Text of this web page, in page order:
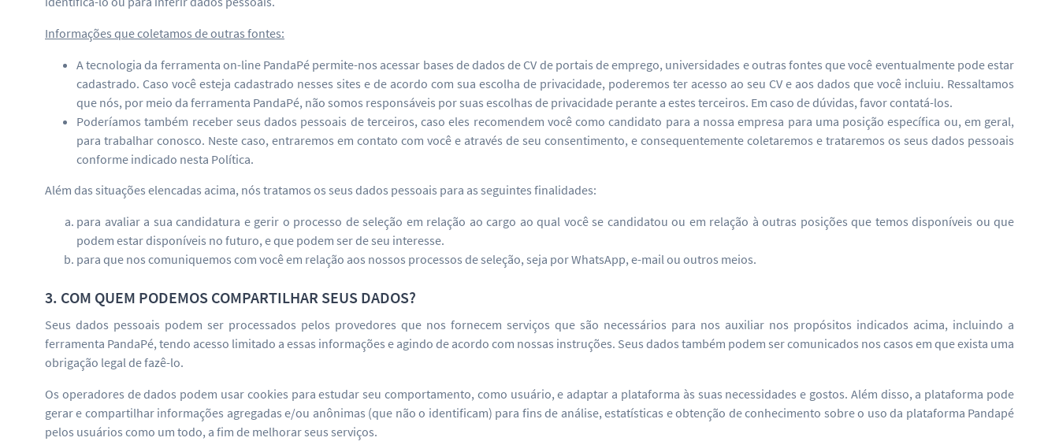
Informações que coletamos de outras fontes:
A tecnologia da ferramenta on-line PandaPé permite-nos acessar bases de dados de CV de portais de emprego, universidades e outras fontes que você eventualmente pode estar
cadastrado. Caso você esteja cadastrado nesses sites e de acordo com sua escolha de privacidade, poderemos ter acesso ao seu CV e aos dados que você incluiu. Ressaltamos
que nós, por meio da ferramenta PandaPé, não somos responsáveis por suas escolhas de privacidade perante a estes terceiros. Em caso de dúvidas, favor contatá-los.
Poderíamos também receber seus dados pessoais de terceiros, caso eles recomendem você como candidato para a nossa empresa para uma posição específica ou, em geral,
para trabalhar conosco. Neste caso, entraremos em contato com você e através de seu consentimento, e consequentemente coletaremos e trataremos os seus dados pessoais
conforme indicado nesta Política.
Além das situações elencadas acima, nós tratamos os seus dados pessoais para as seguintes finalidades:
para avaliar a sua candidatura e gerir o processo de seleção em relação ao cargo ao qual você se candidatou ou em relação à outras posições que temos disponíveis ou que
podem estar disponíveis no futuro, e que podem ser de seu interesse.
para que nos comuniquemos com você em relação aos nossos processos de seleção, seja por WhatsApp, e-mail ou outros meios.
3. COM QUEM PODEMOS COMPARTILHAR SEUS DADOS?
Seus dados pessoais podem ser processados pelos provedores que nos fornecem serviços que são necessários para nos auxiliar nos propósitos indicados acima, incluindo a
ferramenta PandaPé, tendo acesso limitado a essas informações e agindo de acordo com nossas instruções. Seus dados também podem ser comunicados nos casos em que exista uma
obrigação legal de fazê-lo.
Os operadores de dados podem usar cookies para estudar seu comportamento, como usuário, e adaptar a plataforma às suas necessidades e gostos. Além disso, a plataforma pode
gerar e compartilhar informações agregadas e/ou anônimas (que não o identificam) para fins de análise, estatísticas e obtenção de conhecimento sobre o uso da plataforma Pandapé
pelos usuários como um todo, a fim de melhorar seus serviços.